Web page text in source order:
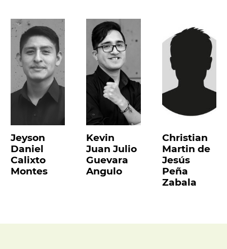
Jeyson
Daniel
Calixto
Montes
Kevin
Juan Julio
Guevara
Angulo
Christian
Martin de
Jesús
Peña
Zabala